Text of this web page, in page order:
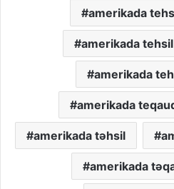
amerikada
amerikada
amerikada
amerikada
amerikada təhsil
amerikada